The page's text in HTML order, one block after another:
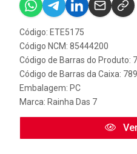
Código: ETE5175
Código NCM: 85444200
Código de Barras do Produto:
Código de Barras da Caixa:
Embalagem: PC
Marca: Rainha Das 7